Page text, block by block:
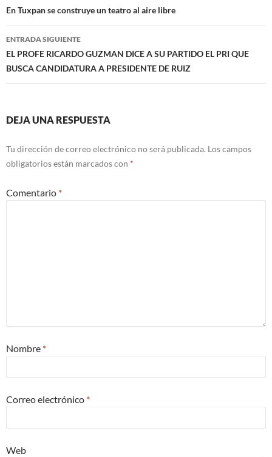
de
entradas
En Tuxpan se construye un teatro al aire libre
ENTRADA SIGUIENTE
EL PROFE RICARDO GUZMAN DICE A SU PARTIDO EL PRI QUE
BUSCA CANDIDATURA A PRESIDENTE DE RUIZ
DEJA UNA RESPUESTA
Tu dirección de correo electrónico no será publicada. Los campos
obligatorios están marcados con *
Comentario *
Nombre *
Correo electrónico *
Web